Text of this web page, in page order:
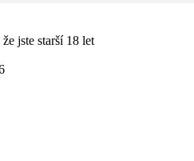
že jste starší 18 let